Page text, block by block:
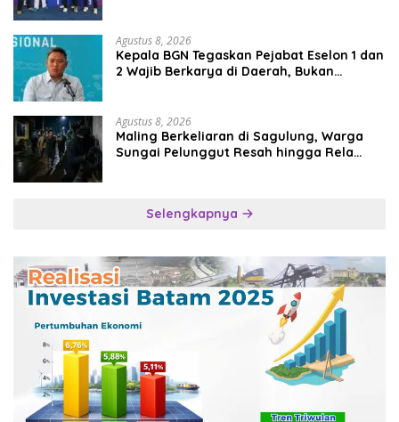
Agustus 8, 2026
Kepala BGN Tegaskan Pejabat Eselon 1 dan
2 Wajib Berkarya di Daerah, Bukan
Agustus 8, 2026
Maling Berkeliaran di Sagulung, Warga
Sungai Pelunggut Resah hingga Rela
Selengkapnya